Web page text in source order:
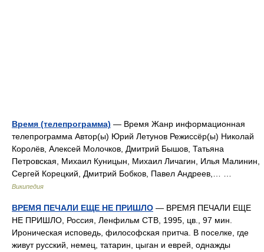
Время (телепрограмма) — Время Жанр информационная
телепрограмма Автор(ы) Юрий Летунов Режиссёр(ы) Николай
Королёв, Алексей Молочков, Дмитрий Бышов, Татьяна
Петровская, Михаил Куницын, Михаил Личагин, Илья Малинин,
Сергей Корецкий, Дмитрий Бобков, Павел Андреев,… …
Википедия
ВРЕМЯ ПЕЧАЛИ ЕЩЕ НЕ ПРИШЛО — ВРЕМЯ ПЕЧАЛИ ЕЩЕ
НЕ ПРИШЛО, Россия, Ленфильм СТВ, 1995, цв., 97 мин.
Ироническая исповедь, философская притча. В поселке, где
живут русский, немец, татарин, цыган и еврей, однажды